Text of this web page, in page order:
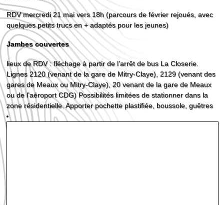
RDV mercredi 21 mai vers 18h (parcours de février rejoués, avec
quelques petits trucs en + adaptés pour les jeunes)
Jambes couvertes
lieux de RDV : fléchage à partir de l’arrêt de bus La Closerie.
Lignes 2120 (venant de la gare de Mitry-Claye), 2129 (venant des
gares de Meaux ou Mitry-Claye), 20 venant de la gare de Meaux
ou de l’aéroport CDG) Possibilités limitées de stationner dans la
zone résidentielle. Apporter pochette plastifiée, boussole, guêtres